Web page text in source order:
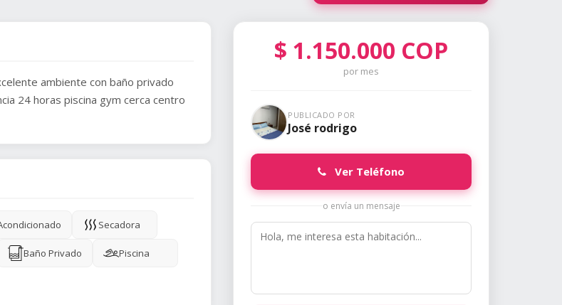
ambiente con baño privado
24 horas piscina gym cerca centro
Secadora
Baño Privado Piscina
$ 1.150.000 COP
por mes
PUBLICADO POR
José rodrigo
Ver Teléfono
o envía un mensaje